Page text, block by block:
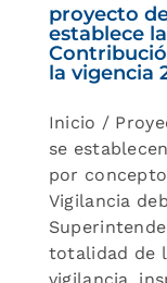
proyecto
establece
la vigencia
Inicio /
se
por
Vigilancia
totalidad de